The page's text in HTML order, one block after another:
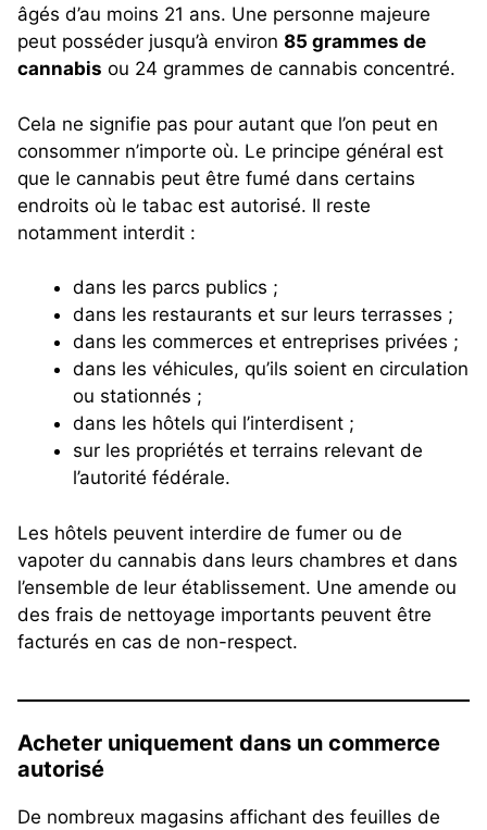
âgés d’au moins 21 ans. Une personne majeure
peut posséder jusqu’à environ 85 grammes de
cannabis ou 24 grammes de cannabis concentré.
Cela ne signifie pas pour autant que l’on peut en
consommer n’importe où. Le principe général est
que le cannabis peut être fumé dans certains
endroits où le tabac est autorisé. Il reste
notamment interdit :
dans les parcs publics ;
dans les restaurants et sur leurs terrasses ;
dans les commerces et entreprises privées ;
dans les véhicules, qu’ils soient en circulation
ou stationnés ;
dans les hôtels qui l’interdisent ;
sur les propriétés et terrains relevant de
l’autorité fédérale.
Les hôtels peuvent interdire de fumer ou de
vapoter du cannabis dans leurs chambres et dans
l’ensemble de leur établissement. Une amende ou
des frais de nettoyage importants peuvent être
facturés en cas de non-respect.
Acheter uniquement dans un commerce
autorisé
De nombreux magasins affichant des feuilles de